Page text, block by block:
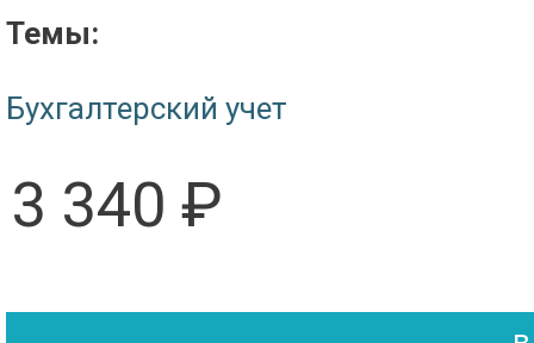
Темы:
Бухгалтерский учет
3 340 ₽